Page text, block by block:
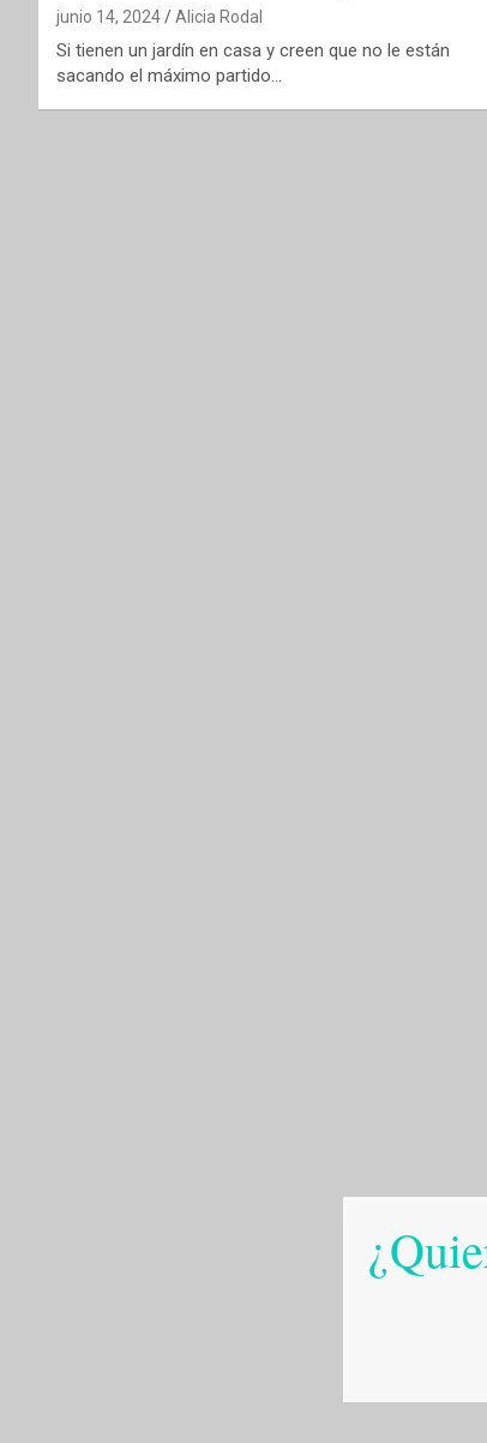
junio 14, 2024 Alicia Rodal
Si tienen un jardín en casa y creen que no le están
sacando el máximo partido…